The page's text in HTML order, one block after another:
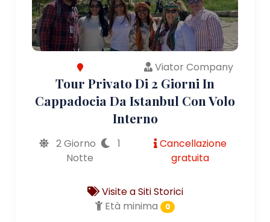
Viator Company
Tour Privato Di 2 Giorni In
Cappadocia Da Istanbul Con Volo
Interno
2 Giorno
1
Notte
Cancellazione
gratuita
Visite a Siti Storici
Età minima
0